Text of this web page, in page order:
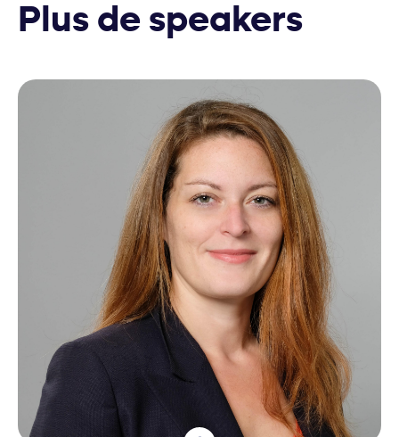
Plus de speakers